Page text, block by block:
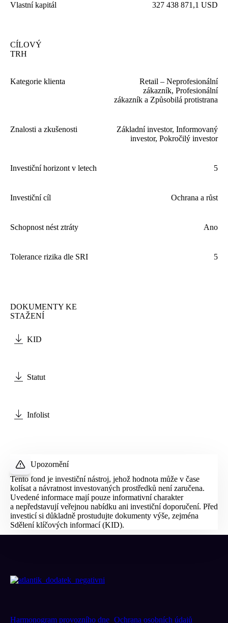
Vlastní kapitál 327 438 871 ,1 USD
CÍLOVÝ
TRH
Kategorie klienta
Retail – Neprofesionální
zákazník, Profesionální
zákazník a Způsobilá protistrana
Znalosti a zkušenosti
Základní investor, Informovaný
investor, Pokročilý investor
Investiční horizont v letech 5
Investiční cíl Ochrana a růst
Schopnost nést ztráty Ano
Tolerance rizika dle SRI 5
DOKUMENTY KE
STAŽENÍ
KID
Statut
Infolist
Upozornění
Tento fond je investiční nástroj, jehož hodnota může v čase
kolísat a návratnost investovaných prostředků není zaručena.
Uvedené informace mají pouze informativní charakter
a nepředstavují veřejnou nabídku ani investiční doporučení. Před
investicí si důkladně prostudujte dokumenty výše, zejména
Sdělení klíčových informací (KID).
Harmonogram provozního dne Ochrana osobních údajů